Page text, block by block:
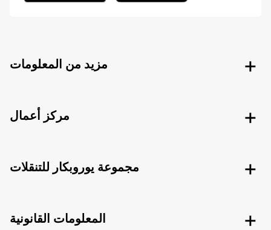
مزيد من المعلومات
مركز أعمال
مجموعة يوروبكار للتنقلات
المعلومات القانونية